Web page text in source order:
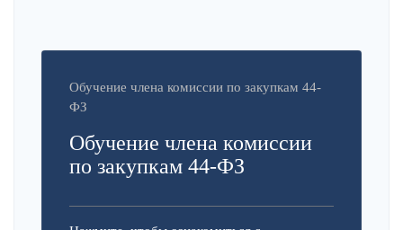
Обучение члена комиссии по закупкам 44-
ФЗ
Обучение члена комиссии
по закупкам 44-ФЗ